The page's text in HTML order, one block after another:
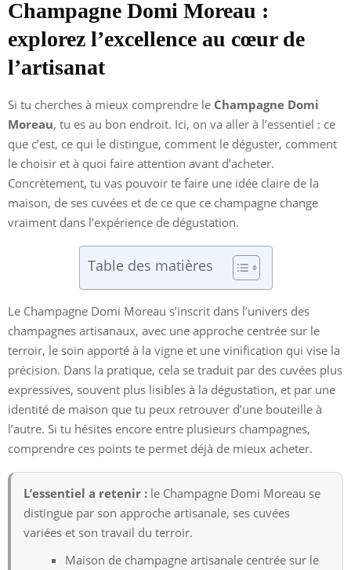
Champagne Domi Moreau :
explorez l’excellence au cœur de
l’artisanat
Si tu cherches à mieux comprendre le Champagne Domi
Moreau, tu es au bon endroit. Ici, on va aller à l’essentiel : ce
que c’est, ce qui le distingue, comment le déguster, comment
le choisir et à quoi faire attention avant d’acheter.
Concrètement, tu vas pouvoir te faire une idée claire de la
maison, de ses cuvées et de ce que ce champagne change
vraiment dans l’expérience de dégustation.
Table des matières
Le Champagne Domi Moreau s’inscrit dans l’univers des
champagnes artisanaux, avec une approche centrée sur le
terroir, le soin apporté à la vigne et une vinification qui vise la
précision. Dans la pratique, cela se traduit par des cuvées plus
expressives, souvent plus lisibles à la dégustation, et par une
identité de maison que tu peux retrouver d’une bouteille à
l’autre. Si tu hésites encore entre plusieurs champagnes,
comprendre ces points te permet déjà de mieux acheter.
L’essentiel a retenir : le Champagne Domi Moreau se
distingue par son approche artisanale, ses cuvées
variées et son travail du terroir.
Maison de champagne artisanale centrée sur le